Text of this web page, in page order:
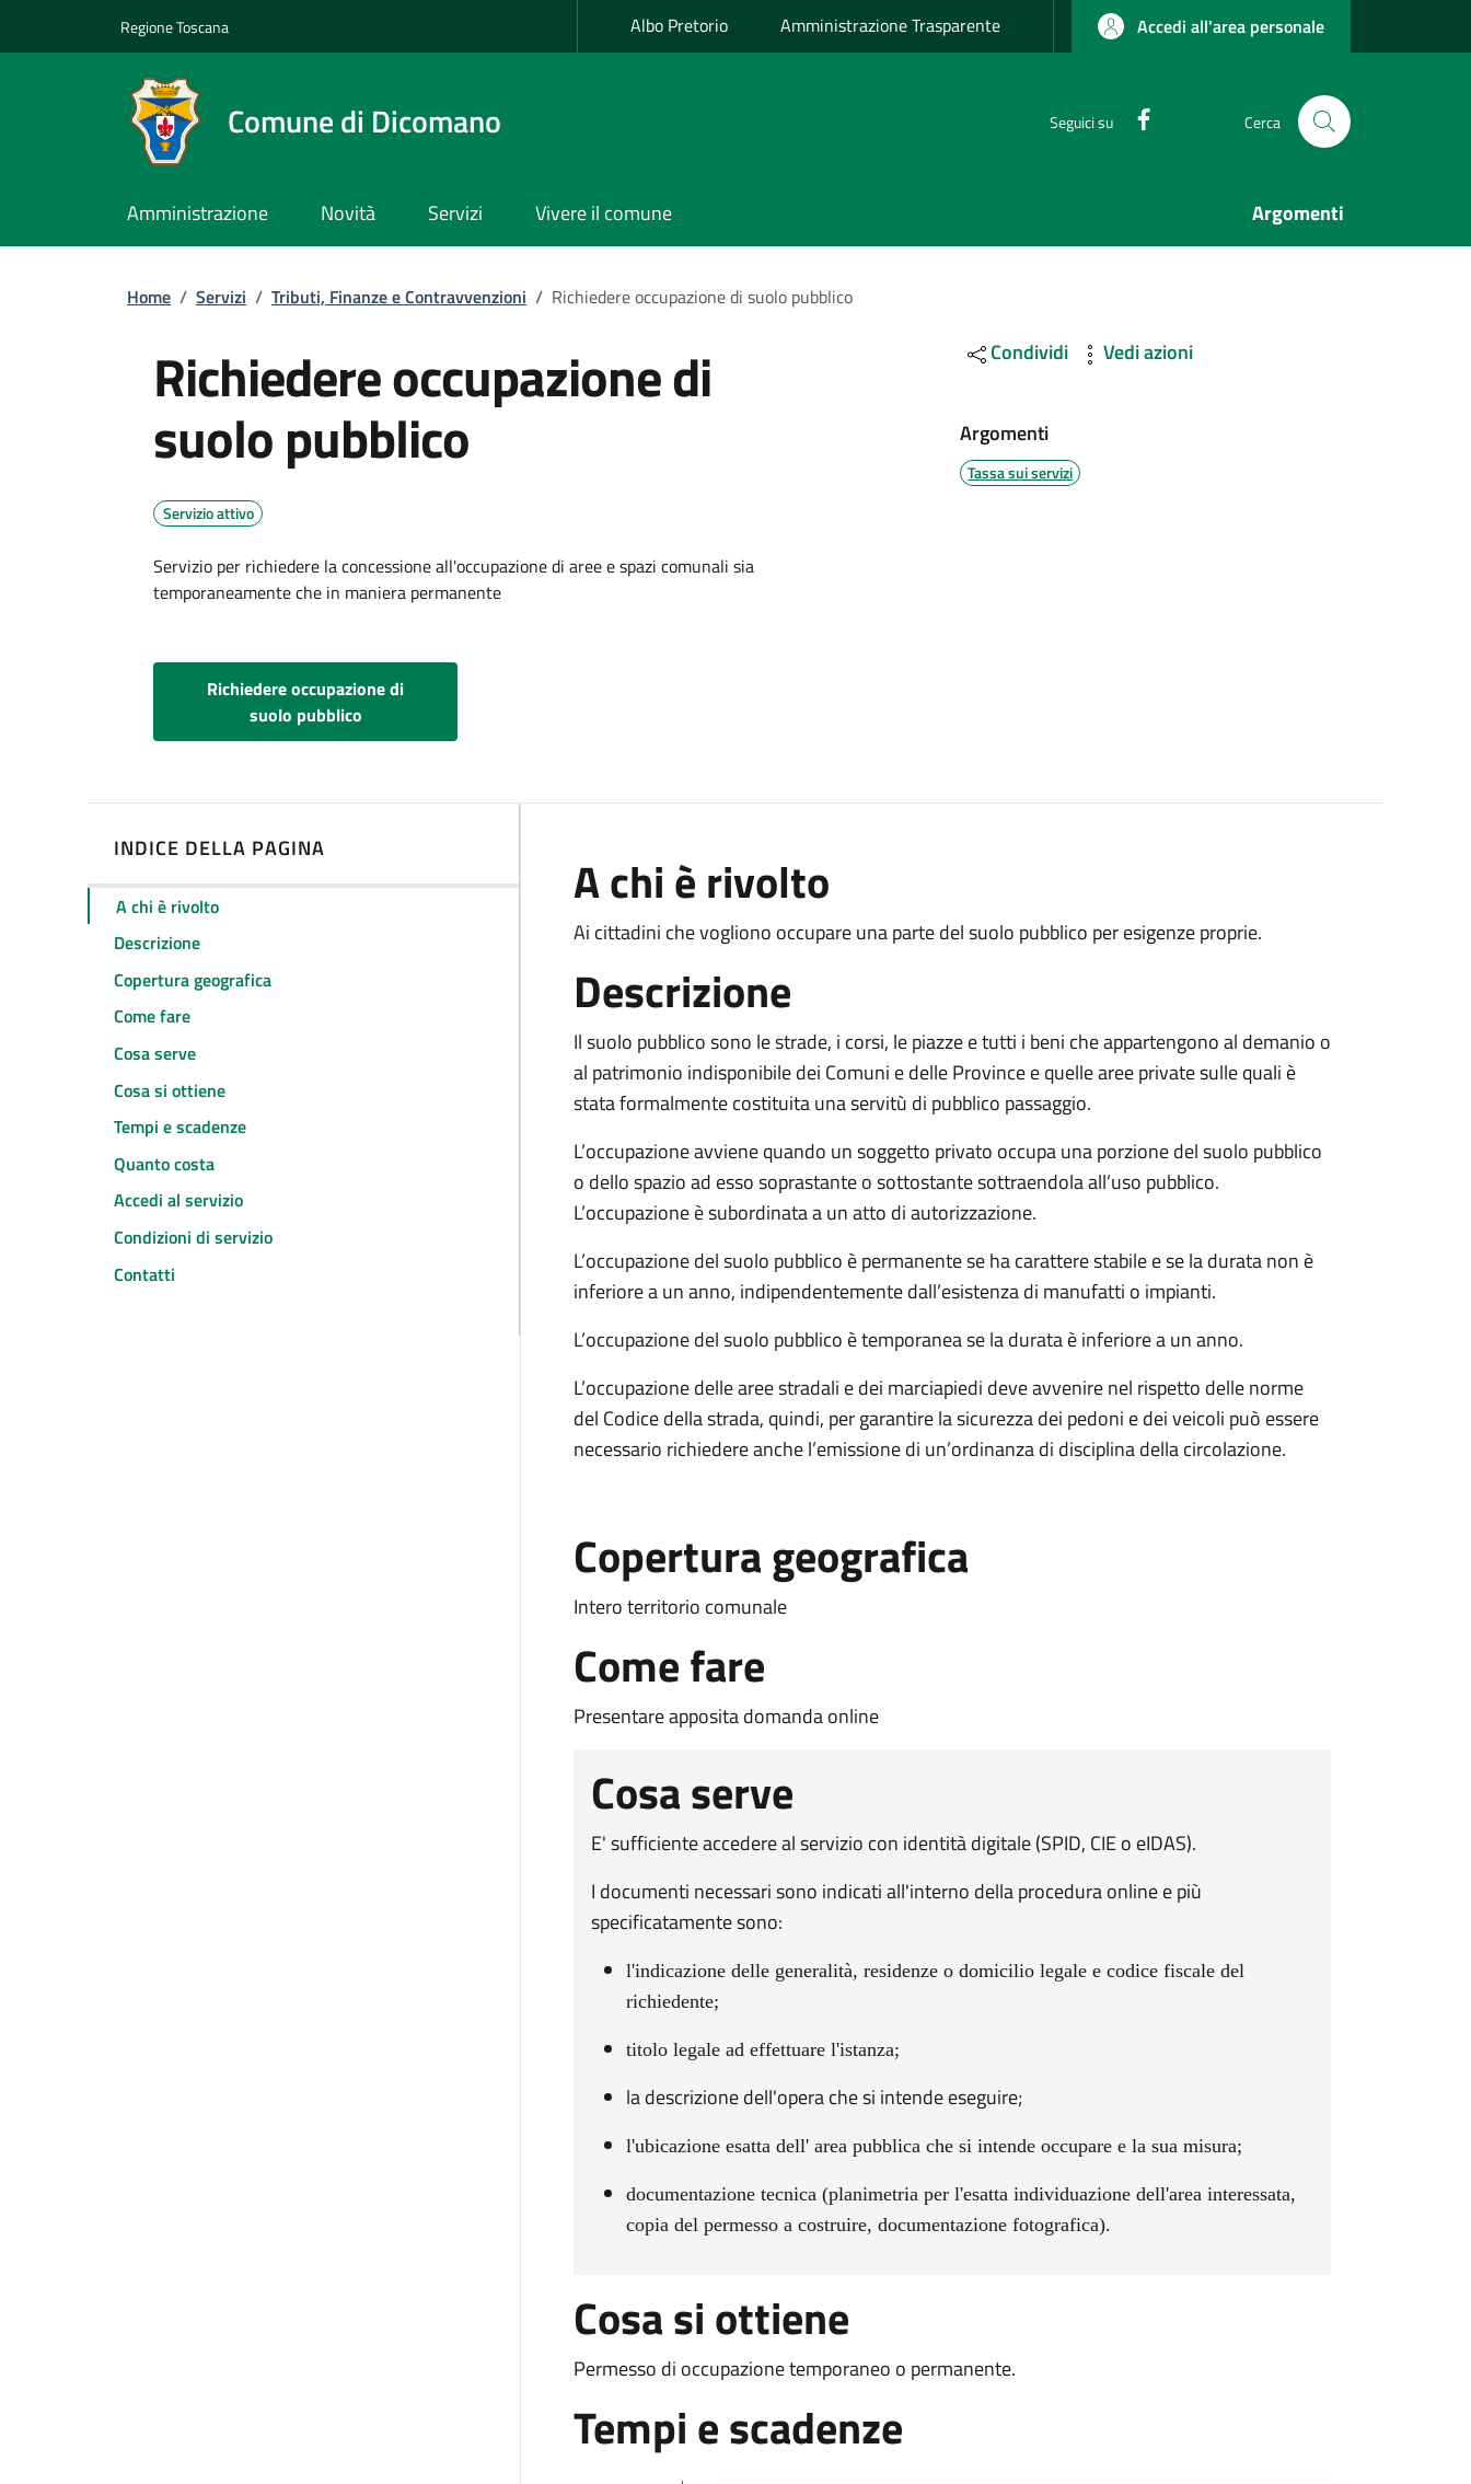
Regione ToscanaSlim top Albo Pretorio Amministrazione Trasparente Accedi all'area personale
Comune di Dicomano Seguici su Cerca
Amministrazione Novità Servizi Vivere il comune Argomenti
Briciole di pane
Home / Servizi / Tributi, Finanze e Contravvenzioni / Richiedere occupazione di suolo pubblico
Richiedere occupazione di
suolo pubblico
Servizio attivo
Dettagli
Servizio per richiedere la concessione all'occupazione di aree e spazi comunali sia
temporaneamente che in maniera permanente
Richiedere occupazione di
suolo pubblico
Condividi Vedi azioni
Argomenti
Tassa sui servizi
INDICE DELLA PAGINA
A chi è rivolto
Descrizione
Copertura geografica
Come fare
Cosa serve
Cosa si ottiene
Tempi e scadenze
Quanto costa
Accedi al servizio
Condizioni di servizio
Contatti
A chi è rivolto
Ai cittadini che vogliono occupare una parte del suolo pubblico per esigenze proprie.
Descrizione
Il suolo pubblico sono le strade, i corsi, le piazze e tutti i beni che appartengono al demanio o
al patrimonio indisponibile dei Comuni e delle Province e quelle aree private sulle quali è
stata formalmente costituita una servitù di pubblico passaggio.
L’occupazione avviene quando un soggetto privato occupa una porzione del suolo pubblico
o dello spazio ad esso soprastante o sottostante sottraendola all’uso pubblico.
L’occupazione è subordinata a un atto di autorizzazione.
L’occupazione del suolo pubblico è permanente se ha carattere stabile e se la durata non è
inferiore a un anno, indipendentemente dall’esistenza di manufatti o impianti.
L’occupazione del suolo pubblico è temporanea se la durata è inferiore a un anno.
L’occupazione delle aree stradali e dei marciapiedi deve avvenire nel rispetto delle norme
del Codice della strada, quindi, per garantire la sicurezza dei pedoni e dei veicoli può essere
necessario richiedere anche l’emissione di un’ordinanza di disciplina della circolazione.
Copertura geografica
Intero territorio comunale
Come fare
Presentare apposita domanda online
Cosa serve
E' sufficiente accedere al servizio con identità digitale (SPID, CIE o eIDAS).
I documenti necessari sono indicati all'interno della procedura online e più
specificatamente sono:
l'indicazione delle generalità, residenze o domicilio legale e codice fiscale del
richiedente;
titolo legale ad effettuare l'istanza;
la descrizione dell'opera che si intende eseguire;
l'ubicazione esatta dell' area pubblica che si intende occupare e la sua misura;
documentazione tecnica (planimetria per l'esatta individuazione dell'area interessata,
copia del permesso a costruire, documentazione fotografica).
Cosa si ottiene
Permesso di occupazione temporaneo o permanente.
Tempi e scadenze